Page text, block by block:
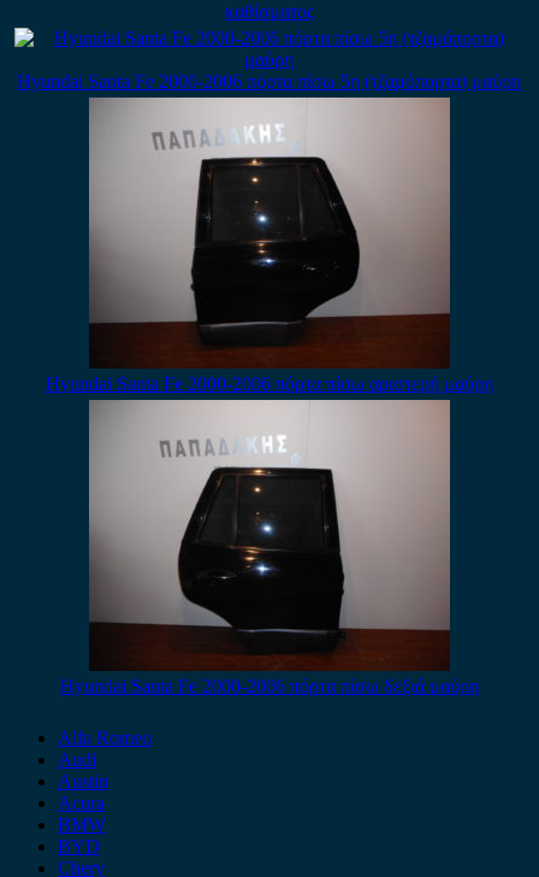
καθίσματος
Hyundai Santa Fe 2000-2006 πόρτα πίσω 5η (τζαμόπορτα) μαύρη
Hyundai Santa Fe 2000-2006 πόρτα πίσω αριστερή μαύρη
Hyundai Santa Fe 2000-2006 πόρτα πίσω δεξιά μαύρη
Alfa Romeo
Audi
Austin
Acura
BMW
BYD
Chery